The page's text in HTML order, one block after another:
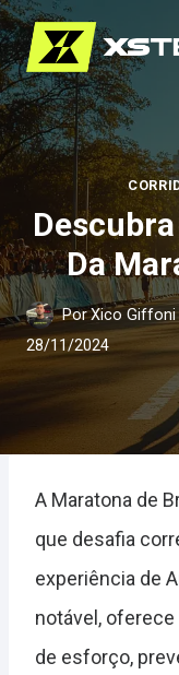
Pular
para
o
Conteúdo
Da
PorXico Giffoni
28/11/2024
A Maratona de
que desafia
experiência de
notável,
de esforço,